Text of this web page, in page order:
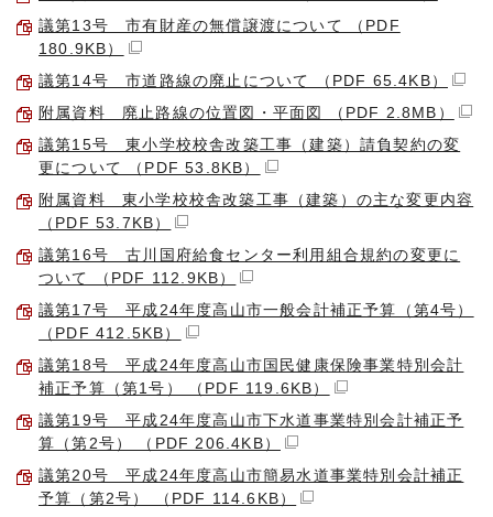
議第13号 市有財産の無償譲渡について （PDF
180.9KB）
議第14号 市道路線の廃止について （PDF 65.4KB）
附属資料 廃止路線の位置図・平面図 （PDF 2.8MB）
議第15号 東小学校校舎改築工事（建築）請負契約の変
更について （PDF 53.8KB）
附属資料 東小学校校舎改築工事（建築）の主な変更内容
（PDF 53.7KB）
議第16号 古川国府給食センター利用組合規約の変更に
ついて （PDF 112.9KB）
議第17号 平成24年度高山市一般会計補正予算（第4号）
（PDF 412.5KB）
議第18号 平成24年度高山市国民健康保険事業特別会計
補正予算（第1号） （PDF 119.6KB）
議第19号 平成24年度高山市下水道事業特別会計補正予
算（第2号） （PDF 206.4KB）
議第20号 平成24年度高山市簡易水道事業特別会計補正
予算（第2号） （PDF 114.6KB）